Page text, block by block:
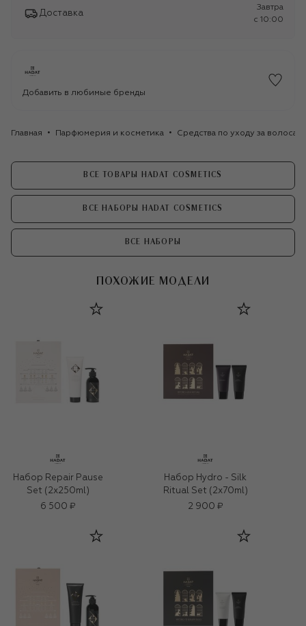
Доставка
Завтра
c 10:00
Добавить в любимые бренды
Главная Парфюмерия и косметика Средства по уходу за
ВСЕ ТОВАРЫ HADAT COSMETICS
ВСЕ НАБОРЫ HADAT COSMETICS
ВСЕ НАБОРЫ
ПОХОЖИЕ МОДЕЛИ
Набор Repair Pause
Set (2x250ml)
6 500 ₽
Набор Hydro - Silk
Ritual Set (2x70ml)
2 900 ₽